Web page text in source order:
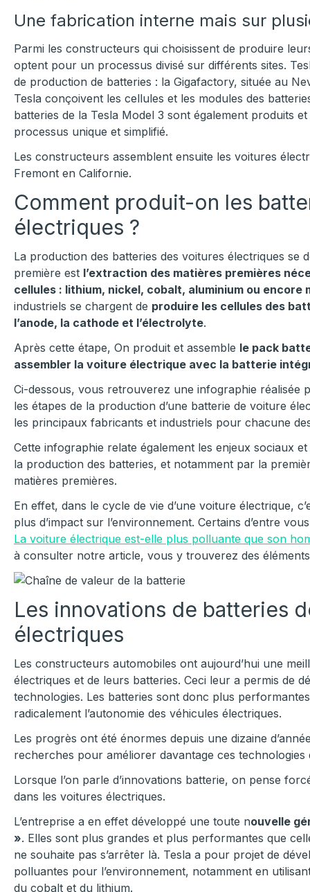
Une fabrication interne mais sur
Parmi les constructeurs qui choisissent de produire
optent pour un processus divisé sur différents sites.
de production de batteries : la Gigafactory, située au
Tesla conçoivent les cellules et les modules des
batteries de la Tesla Model 3 sont également produits
processus unique et simplifié.
Les constructeurs assemblent ensuite les voitures
Fremont en Californie.
Comment produit-on les
électriques ?
La production des batteries des voitures électriques se
première est l’extraction des matières premières
cellules : lithium, nickel, cobalt, aluminium ou encore
industriels se chargent de produire les cellules des
l’anode, la cathode et l’électrolyte.
Après cette étape, On produit et assemble le pack
assembler la voiture électrique avec la batterie
Ci-dessous, vous retrouverez une infographie réalisée
les étapes de la production d’une batterie de voiture
les principaux fabricants et industriels pour chacune
Cette infographie relate également les enjeux sociaux
la production des batteries, et notamment par la
matières premières.
En effet, dans le cycle de vie d’une voiture électrique,
plus d’impact sur l’environnement. Certains d’entre
La voiture électrique est-elle plus polluante que son
à consulter notre article, vous y trouverez des
Les innovations de batteries
électriques
Les constructeurs automobiles ont aujourd’hui une
électriques et de leurs batteries. Ceci leur a permis de
technologies. Les batteries sont donc plus
radicalement l’autonomie des véhicules électriques.
Les progrès ont été énormes depuis une dizaine
recherches pour améliorer davantage ces technologies
Lorsque l’on parle d’innovations batterie, on pense
dans les voitures électriques.
L’entreprise a en effet développé une toute nouvelle
». Elles sont plus grandes et plus performantes que
ne souhaite pas s’arrêter là. Tesla a pour projet de
polluantes pour l’environnement, notamment en
du cobalt et du lithium.